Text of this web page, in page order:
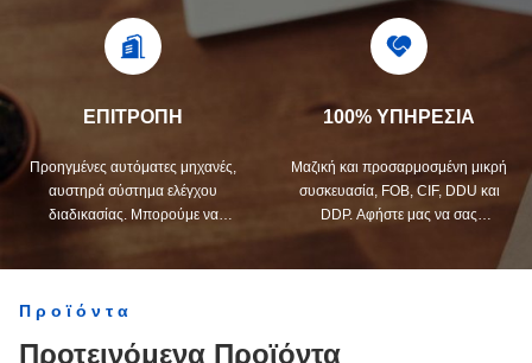
ποιότητας και επαγγελματικό
εργαστήριο δοκιμών.
την ανάπτυξη των προϊόντων που
χρειάζεστε.
ΕΠΙΤΡΟΠΗ
Προηγμένες αυτόματες μηχανές,
αυστηρά σύστημα ελέγχου
διαδικασίας. Μπορούμε να
100% ΥΠΗΡΕΣΙΑ
Μαζική και προσαρμοσμένη μικρή
συσκευασία, FOB, CIF, DDU και
DDP. Αφήστε μας να σας
Προϊόντα
Προτεινόμενα Προϊόντα